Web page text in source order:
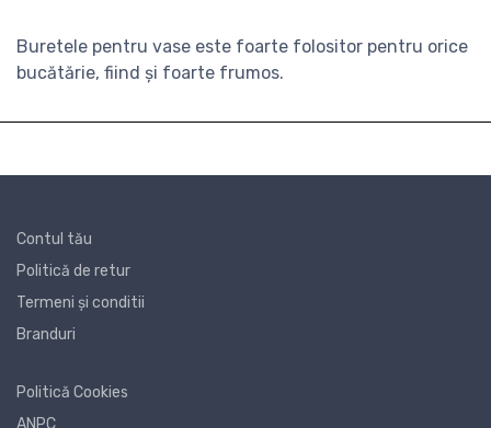
Buretele pentru vase este foarte folositor pentru orice
bucătărie, fiind și foarte frumos.
Contul tău
Politică de retur
Termeni și conditii
Branduri
Politică Cookies
ANPC